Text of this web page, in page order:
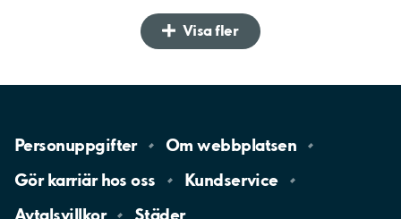
Visa fler
Personuppgifter Omwebbplatsen
Gör karriär hososs
Kundservice
Avtalsvillkor
Städer